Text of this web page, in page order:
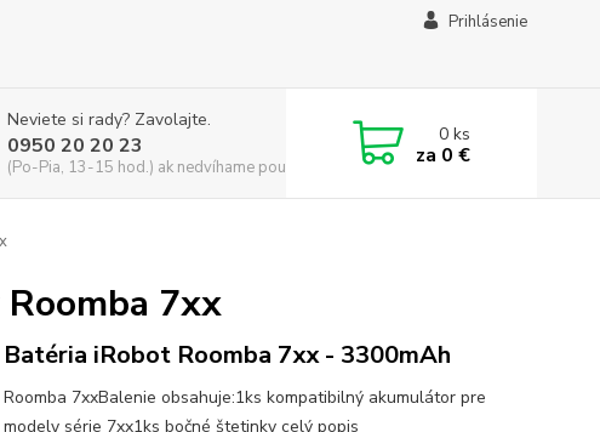
Prihlásenie
Neviete si rady? Zavolajte.
0950 20 20 23
(Po-Pia, 13-15 hod.) ak nedvíhame použite CHATBOX
0ks
za 0 €
7xx
Batéria iRobot Roomba 7xx - 3300mAh
Roomba 7xxBalenie obsahuje:1ks kompatibilný akumulátor pre
modely série 7xx1ks bočné štetinky celý popis